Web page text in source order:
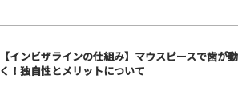
【インビザラインの仕組み】マウスピースで歯が動
く！独自性とメリットについて